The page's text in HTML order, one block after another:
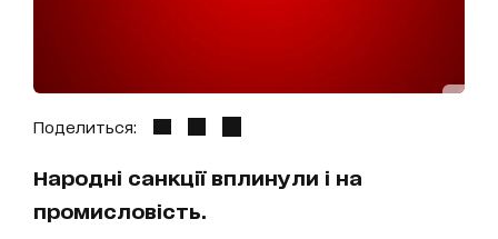
Поделиться:
Народні санкції вплинули і на
промисловість.